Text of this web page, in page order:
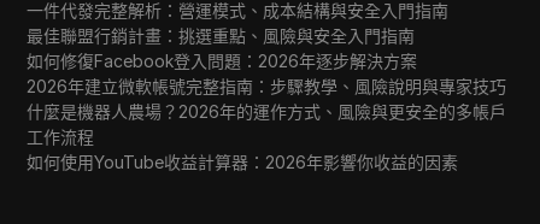
一件代發完整解析：營運模式、成本結構與安全入門指南
最佳聯盟行銷計畫：挑選重點、風險與安全入門指南
如何修復Facebook登入問題：2026年逐步解決方案
2026年建立微軟帳號完整指南：步驟教學、風險說明與專家技巧
什麼是機器人農場？2026年的運作方式、風險與更安全的多帳戶
工作流程
如何使用YouTube收益計算器：2026年影響你收益的因素